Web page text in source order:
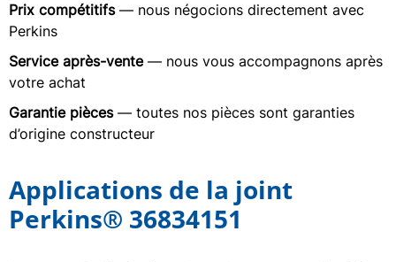
Prix compétitifs— nous négocions directement avec
Perkins
Service après-vente— nous vous accompagnons après
votre achat
Garantie pièces— toutes nos pièces sont garanties
d’origine constructeur
Applications de la joint
Perkins® 36834151